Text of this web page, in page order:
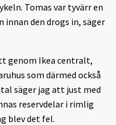
Tomas var tyvärr en
innan den drogs in, säger
genom Ikea centralt,
som därmed också
säger jag att just med
reservdelar i rimlig
blev det fel.